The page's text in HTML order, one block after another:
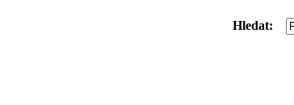
Hledat: